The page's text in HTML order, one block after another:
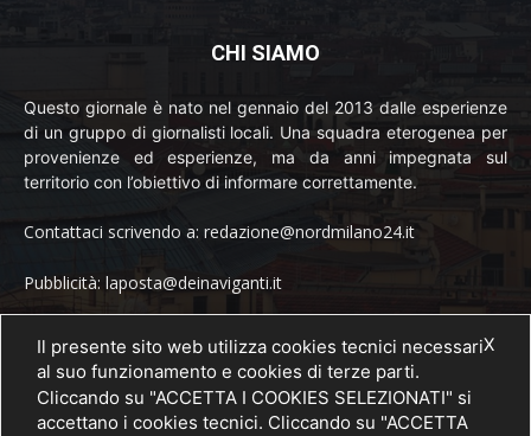
CHI SIAMO
Questo giornale è nato nel gennaio del 2013 dalle esperienze
di un gruppo di giornalisti locali. Una squadra eterogenea per
provenienze ed esperienze, ma da anni impegnata sul
territorio con l’obiettivo di informare correttamente.
Contattaci scrivendo a: redazione@nordmilano24.it
Pubblicità: laposta@deinaviganti.it
Tel. 389 1492573
SEGUICI
X
Il presente sito web utilizza cookies tecnici necessari
al suo funzionamento e cookies di terze parti.
Cliccando su "ACCETTA I COOKIES SELEZIONATI" si
accettano i cookies tecnici. Cliccando su "ACCETTA